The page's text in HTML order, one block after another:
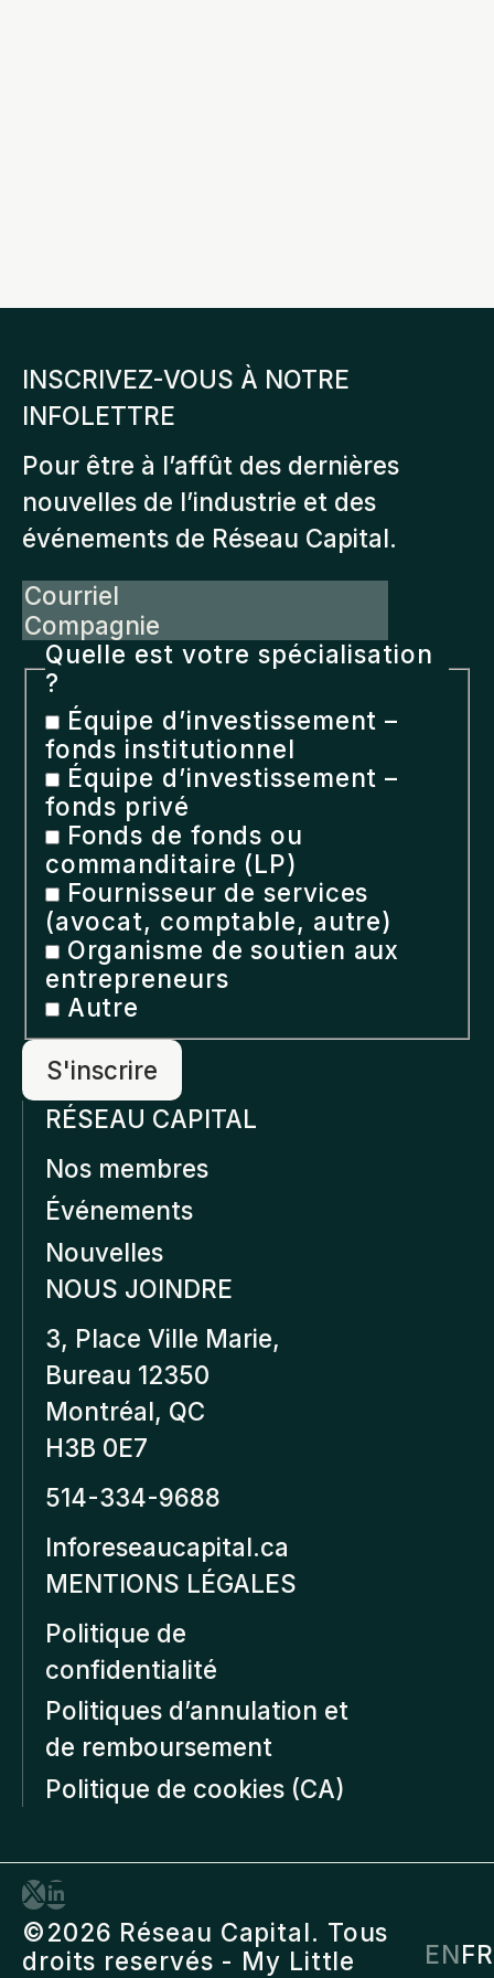
INSCRIVEZ-VOUS À NOTRE
INFOLETTRE
Pour être à l’affût des dernières
nouvelles de l’industrie et des
événements de Réseau Capital.
Courriel
Compagnie
Quelle est votre spécialisation
?
Équipe d’investissement –
fonds institutionnel
Équipe d’investissement –
fonds privé
Fonds de fonds ou
commanditaire (LP)
Fournisseur de services
(avocat, comptable, autre)
Organisme de soutien aux
entrepreneurs
Autre
RÉSEAU CAPITAL
Nos membres
Événements
Nouvelles
NOUS JOINDRE
3, Place Ville Marie,
Bureau 12350
Montréal, QC
H3B 0E7
514-334-9688
Inforeseaucapital.ca
MENTIONS LÉGALES
Politique de
confidentialité
Politiques d’annulation et
de remboursement
Politique de cookies (CA)
©2026 Réseau Capital. Tous
droits reservés - My Little
ENFR